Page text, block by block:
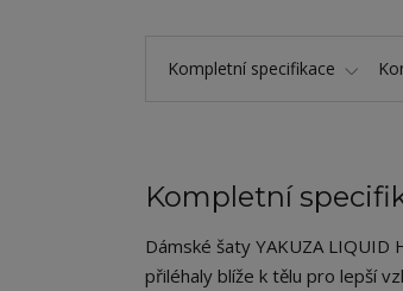
Kompletní specifikace
Kompletní
Dámské šaty YAKUZA LIQUID
přiléhaly blíže k tělu pro lepší